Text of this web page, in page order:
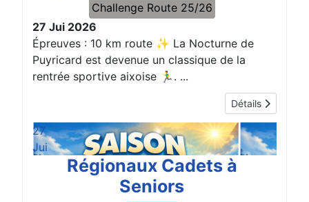
Challenge Route 25/26
27 Jui 2026
Épreuves : 10 km route ✨ La Nocturne de
Puyricard est devenue un classique de la
rentrée sportive aixoise 🏃‍♂️. ...
Détails
27
Jui
Régionaux Cadets à
Seniors